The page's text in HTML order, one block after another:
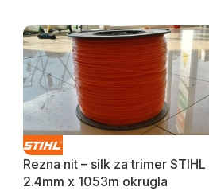
Rezna nit – silk za trimer STIHL
2.4mm x 1053m okrugla